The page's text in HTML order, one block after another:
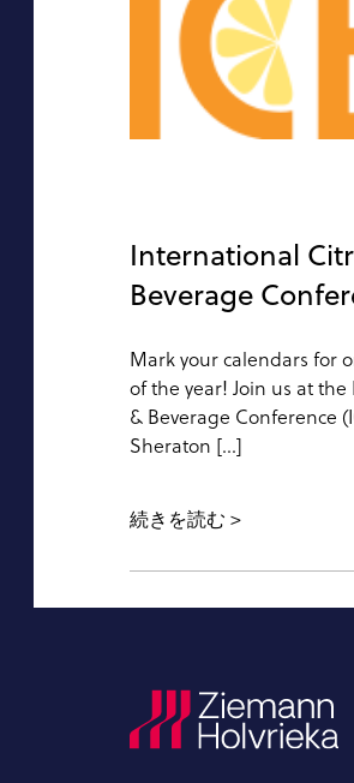
International
Beverage
Mark your calendars for
of the year! Join us at
& Beverage Conference
Sheraton […]
続きを読む